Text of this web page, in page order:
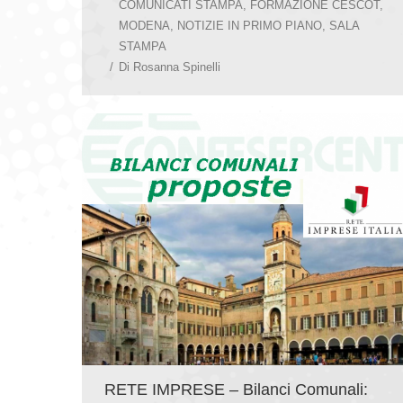
COMUNICATI STAMPA FORMAZIONE CESCOT,
MODENA
NOTIZIE IN PRIMO PIANO SALA
STAMPA
Di Rosanna Spinelli
RETE IMPRESE – Bilanci Comunali: